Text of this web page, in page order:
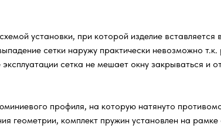
установки, при которой изделие
сетки наружу практически невозможно
сетка не мешает окну закрываться и
профиля, на которую натянуто
геометрии, комплект пружин установлен на